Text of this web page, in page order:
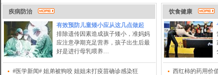
疾病防治
有效预防儿童矮小应从这几点做起
排除遗传因素造成孩子矮小，准妈妈
应注意孕期充足营养，孩子出生后最
好是进行母乳喂养…
#医学新闻# 姐弟被狗咬 姐姐未打疫苗确诊感染狂
饮食健康
西红柿的药用价